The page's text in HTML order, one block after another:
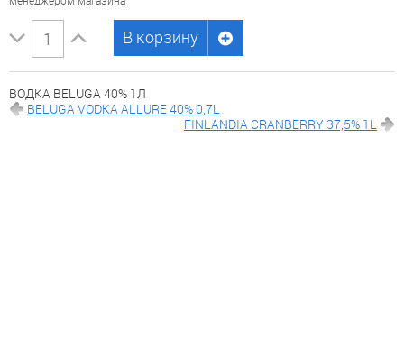
В корзину
ВОДКА BELUGA 40% 1Л
BELUGA VODKA ALLURE 40% 0,7L
FINLANDIA CRANBERRY 37,5% 1L